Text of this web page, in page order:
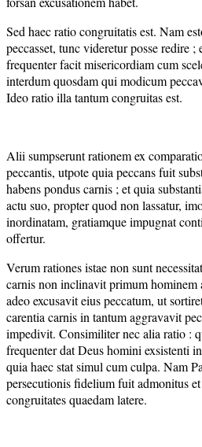
Sed haec ratio congruitatis est. Nam
peccasset, tunc videretur posse redire
frequenter facit misericordiam cum
interdum quosdam qui modicum
Ideo ratio illa tantum congruitas est.
Alii sumpserunt rationem ex
peccantis, utpote quia peccans fuit
habens pondus carnis ; et quia
actu suo, propter quod non lassatur,
inordinatam, gratiamque impugnat
offertur.
Verum rationes istae non sunt
carnis non inclinavit primum hominem
adeo excusavit eius peccatum, ut
carentia carnis in tantum aggravavit
impedivit. Consimiliter nec alia ratio :
frequenter dat Deus homini exsistenti
quia haec stat simul cum culpa. Nam
persecutionis fidelium fuit admonitus
congruitates quaedam latere.